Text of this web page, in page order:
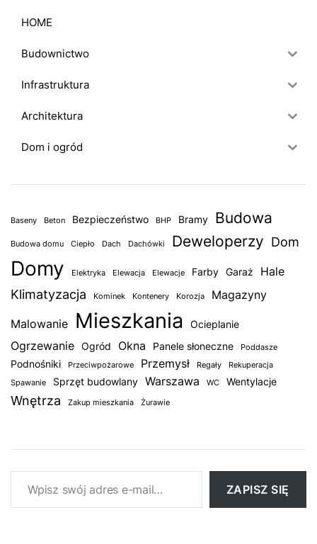
HOME
Budownictwo
Infrastruktura
Architektura
Dom i ogród
Baseny Beton Bezpieczeństwo BHP Bramy Budowa
Budowa domu Ciepło Dach Dachówki Deweloperzy Dom
Domy Elektryka Elewacja Elewacje Farby Garaż Hale
Klimatyzacja Kominek Kontenery Korozja Magazyny
Malowanie Mieszkania Ocieplanie
Ogrzewanie Ogród Okna Panele słoneczne Poddasze
Podnośniki Przeciwpożarowe Przemysł Regały
Rekuperacja
Spawanie
Sprzęt budowlany Warszawa WC Wentylacje
Wnętrza Zakup mieszkania Żurawie
Wpisz swój adres e-mail…
ZAPISZ SIĘ